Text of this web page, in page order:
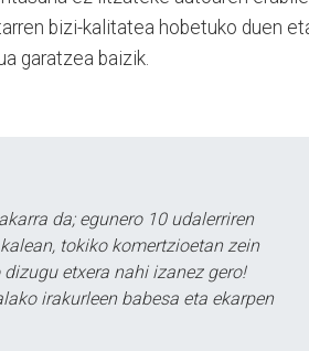
bizi-kalitatea hobetuko duen
garatzea baizik.
da; egunero 10 udalerriren
tokiko komertzioetan zein
etxera nahi izanez gero!
irakurleen babesa eta ekarpen